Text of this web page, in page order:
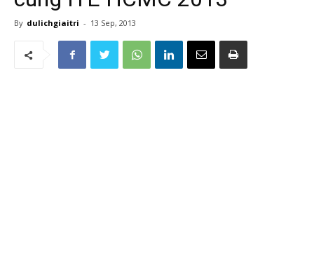
By dulichgiaitri - 13 Sep, 2013